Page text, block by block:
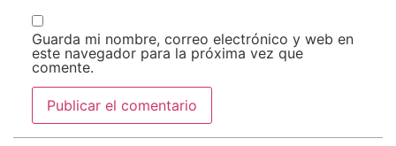
Guarda mi nombre, correo electrónico y web en
este navegador para la próxima vez que
comente.